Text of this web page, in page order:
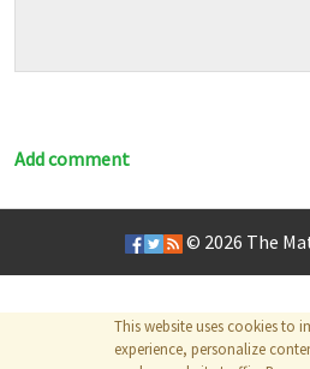
Add comment
This website uses cookies to
experience, personalize
© 2026 The